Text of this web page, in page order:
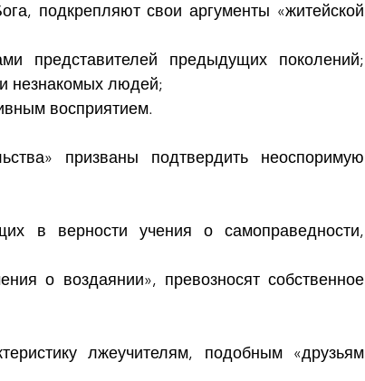
подкрепляют свои аргументы «житейской
представителей предыдущих поколений;
незнакомых людей;
восприятием.
призваны подтвердить неоспоримую
в верности учения о самоправедности,
о воздаянии», превозносят собственное
лжеучителям, подобным «друзьям